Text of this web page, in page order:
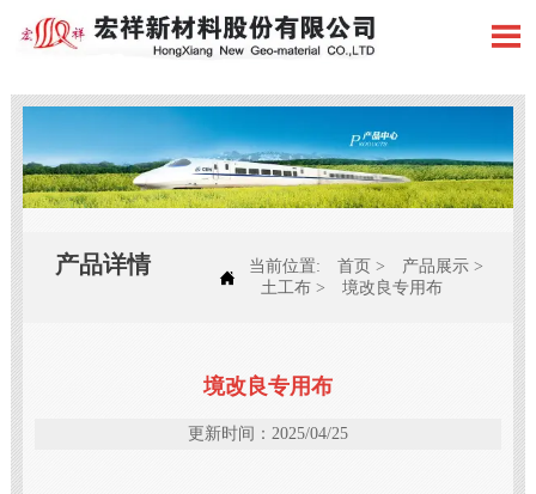

产品详情 
当前位置: 首页 > 产品展示 >
土工布 > 境改良专用布
境改良专用布
更新时间：2025/04/25